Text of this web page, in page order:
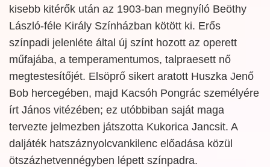
kisebb kitérők után az 1903-ban megnyíló Beöthy
László-féle Király Színházban kötött ki. Erős
színpadi jelenléte által új színt hozott az operett
műfajába, a temperamentumos, talpraesett nő
megtestesítőjét. Elsöprő sikert aratott Huszka Jenő
Bob hercegében, majd Kacsóh Pongrác személyére
írt János vitézében; ez utóbbiban saját maga
tervezte jelmezben játszotta Kukorica Jancsit. A
daljáték hatszáznyolcvankilenc előadása közül
ötszázhetvennégyben lépett színpadra.